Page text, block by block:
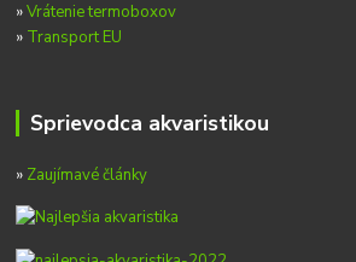
»Vrátenie termoboxov
» Transport EU
Sprievodca akvaristikou
» Zaujímavé články